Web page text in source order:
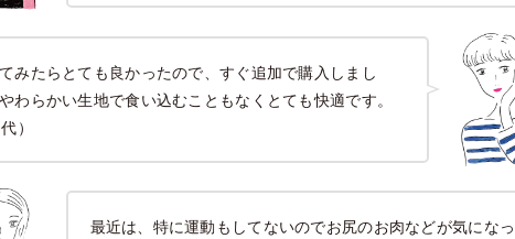
みたらとても良かったので、すぐ追加で購入しまし
わらかい生地で食い込むこともなくとても快適です。
）
最近は、特に運動もしてないのでお尻のお肉などが気になっ